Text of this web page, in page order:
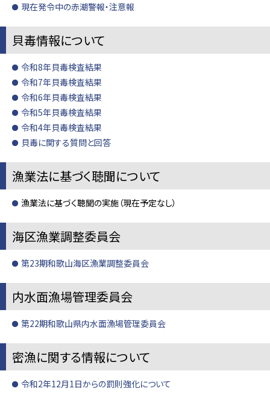
現在発令中の赤潮警報・注意報
貝毒情報について
令和8年貝毒検査結果
令和7年貝毒検査結果
令和6年貝毒検査結果
令和5年貝毒検査結果
令和4年貝毒検査結果
貝毒に関する質問と回答
漁業法に基づく聴聞について
漁業法に基づく聴聞の実施（現在予定なし）
海区漁業調整委員会
第23期和歌山海区漁業調整委員会
内水面漁場管理委員会
第22期和歌山県内水面漁場管理委員会
密漁に関する情報について
令和2年12月1日からの罰則強化について